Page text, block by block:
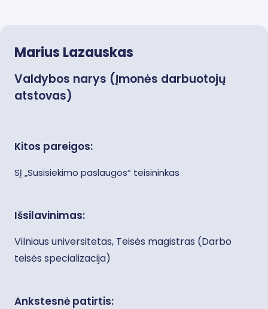
Marius Lazauskas
Valdybos narys (Įmonės darbuotojų
atstovas)
Kitos pareigos:
SĮ „Susisiekimo paslaugos“ teisininkas
Išsilavinimas:
Vilniaus universitetas, Teisės magistras (Darbo
teisės specializacija)
Ankstesnė patirtis: